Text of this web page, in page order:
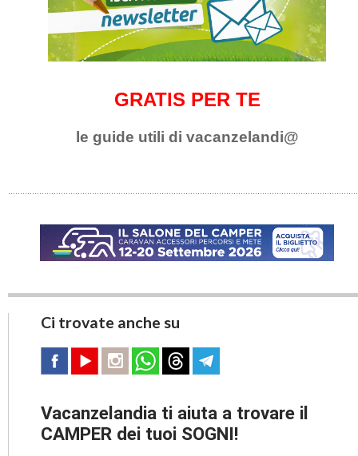
GRATIS PER TE
le guide utili di vacanzelandi@
Ci trovate anche su
Vacanzelandia ti aiuta a trovare il
CAMPER dei tuoi SOGNI!